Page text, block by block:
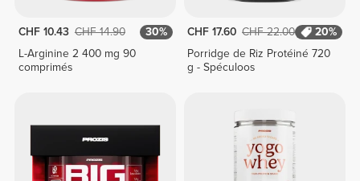
CHF 10.43 CHF 14.90
30%
L-Arginine 2 400 mg 90
comprimés
CHF 17.60 CHF 22.00
20%
Porridge de Riz Protéiné 720
g - Spéculoos